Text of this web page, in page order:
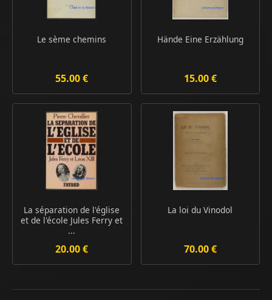
Le sème chemins
55.00 €
Hände Eine Erzählung
15.00 €
La séparation de l'église
et de l'école Jules Ferry et
...
20.00 €
La loi du Vinodol
70.00 €